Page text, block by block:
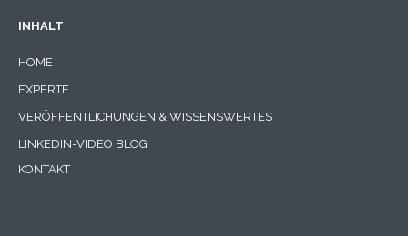
INHALT
HOME
EXPERTE
VERÖFFENTLICHUNGEN & WISSENSWERTES
LINKEDIN-VIDEO BLOG
KONTAKT